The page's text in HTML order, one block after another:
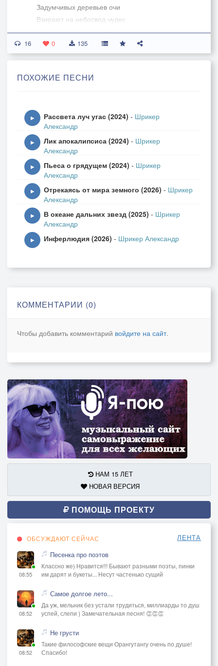
Задумчивых деревьев очи
Взирают на небосвод чудес
Мириады звезд, небесное сияние
В лесной глуши – симфония цикад
Дыхание ветра, вновь листопад
Ночь ясна и молчалива
Месяц-серп наблюдает с высоты
За пеленою сонной мглы
Тихая ночь, обет молчания
Объятия сумрака – чудный покой
Ярких звезд вдали сияние
Млечный путь поведет за собой
(А. Шрикер… 22.07.2016)
16 0 135
ПОХОЖИЕ ПЕСНИ
▶ Рассвета луч угас (2024) - Шрикер
Александр
▶ Лик апокалипсиса (2024) - Шрикер
Александр
▶ Пьеса о грядущем (2024) - Шрикер
Александр
▶ Отрекаясь от мира земного (2026) - Шрикер
Александр
▶ В океане дальних звезд (2025) - Шрикер
Александр
▶ Инферлюдия (2026) - Шрикер Александр
КОММЕНТАРИИ (0)
Чтобы добавить комментарий войдите на сайт.
НАМ 15 ЛЕТ
НОВАЯ ВЕРСИЯ
ПОМОЩЬ ПРОЕКТУ
ОБСУЖДАЮТ СЕЙЧАС ЛЕНТА
08:55
Песенка про поэтов
Классно же) Нравится!!! Бывают разными поэты, пинки
им дарят и букеты... Несут частенько сущий
08:52
Самое долгое лето...
Да уж, мельник без устали трудиться, миллиарды то душ
успей, слепи ) Замечательная песня! 👏👏👏
08:52
Не грусти
Такие философские вещи Орангутангу очень по душе!
Спасибо!